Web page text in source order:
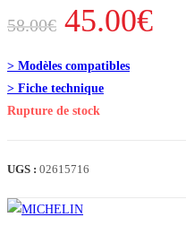
58.00€ Le
prix
initial
était :
45.00€Le
> Modèles compatibles
> Fiche technique
Rupture de stock
UGS : 02615716